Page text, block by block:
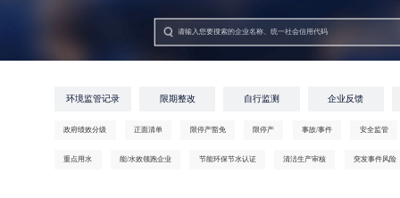
环境监管记录 限期整改 自行监测 企业反馈
政府绩效分级 正面清单 限停产豁免 限停产 事故/事件 安全监管
重点用水 能/水效领跑企业 节能环保节水认证 清洁生产审核 突发事件风险